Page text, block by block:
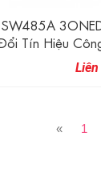
SW485A
Tín Hiệu
Sang
« 1